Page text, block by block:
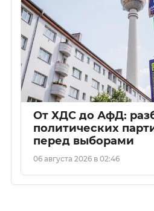
От ХДС до АфД:
политических
перед выборами
06 августа 2026 в 02:46